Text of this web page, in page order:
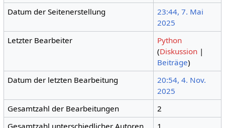
Datum der Seitenerstellung
23:44, 7. Mai
2025
Letzter Bearbeiter
Python
(Diskussion |
Beiträge)
Datum der letzten Bearbeitung
20:54, 4. Nov.
2025
Gesamtzahl der Bearbeitungen
2